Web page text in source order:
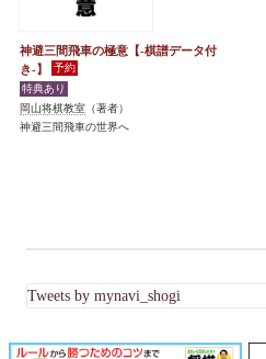
神避三間飛車の極意【-棋譜データ付
き-】
岡山将棋教室 （著者）
神避三間飛車の世界へ
Tweets by mynavi_shogi